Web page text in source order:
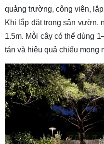
quảng trường, công viên,
Khi lắp đặt trong sân vườn,
1.5m. Mỗi cây có thể dùng
tán và hiệu quả chiếu mong